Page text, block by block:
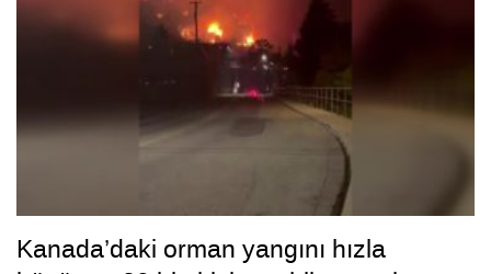
Kanada’daki orman yangını hızla